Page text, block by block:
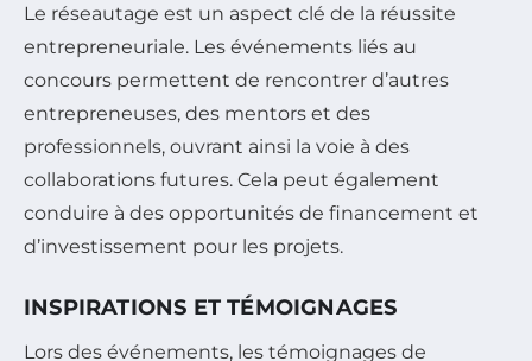
Le réseautage est un aspect clé de la réussite
entrepreneuriale. Les événements liés au
concours permettent de rencontrer d’autres
entrepreneuses, des mentors et des
professionnels, ouvrant ainsi la voie à des
collaborations futures. Cela peut également
conduire à des opportunités de financement et
d’investissement pour les projets.
INSPIRATIONS ET TÉMOIGNAGES
Lors des événements, les témoignages de